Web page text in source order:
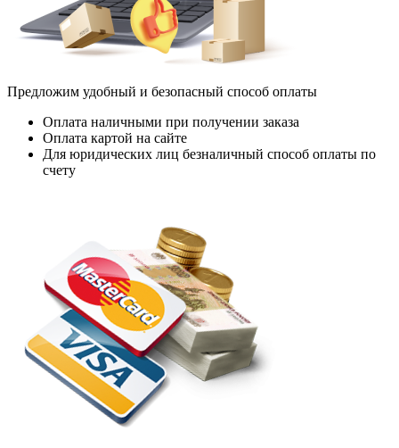
Предложим удобный и безопасный способ оплаты
Оплата наличными при получении заказа
Оплата картой на сайте
Для юридических лиц безналичный способ оплаты по
счету